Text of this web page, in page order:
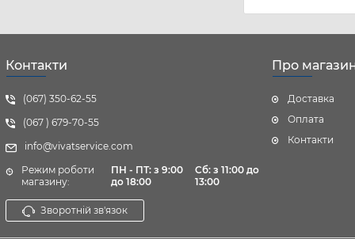
Контакти
(067) 350-62-55
(067 ) 679-70-55
info@vivatservice.com
Режим роботи
магазину:
ПН - ПТ: з 9:00
до 18:00
Cб: з 11:00 до
13:00
Зворотній зв'язок
Про
Доставка
Оплата
Контакти